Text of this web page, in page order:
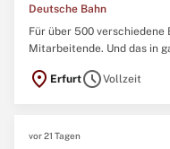
Deutsche Bahn
Für über 500
Mitarbeitende. Und das in
location_on ErfurtscheduleVollzeit
vor 21 Tagen